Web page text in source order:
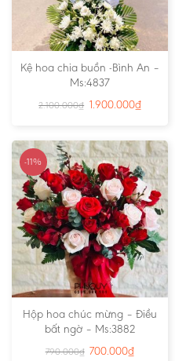
Kệ hoa chia buồn -Bình An –
Ms:4837
2.100.000₫ 1.900.000₫
-11%
Hộp hoa chúc mừng – Điều
bất ngờ – Ms:3882
790.000₫ 700.000₫